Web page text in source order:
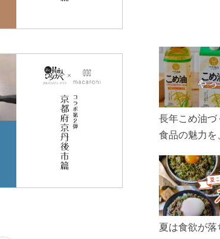
長年こめ油づ
食品の魅力を
ん、製造現場
こめ油をもっ
ぜひお楽しみ
夏は食欲が落